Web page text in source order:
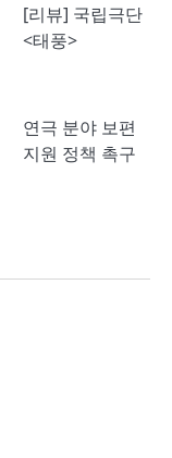
[리뷰] 국립극단
<태풍>
연극 분야 보편
지원 정책 촉구